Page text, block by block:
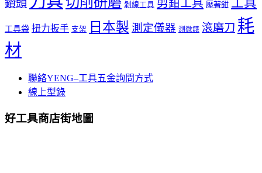
鑽頭
剝線工具 剪鉗工具 壓著鉗 工具
工具袋 扭力扳手 支架 日本製 測定儀器 測微錶 滾磨刀 耗
材
聯絡YENG–工具五金詢問方式
線上型錄
好工具商店街地圖